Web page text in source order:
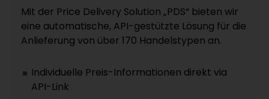
Mit der Price Delivery Solution „PDS“ bieten wir
eine automatische, API-gestützte Lösung für die
Anlieferung von über 170 Handelstypen an.
Individuelle Preis-Informationen direkt via
API-Link